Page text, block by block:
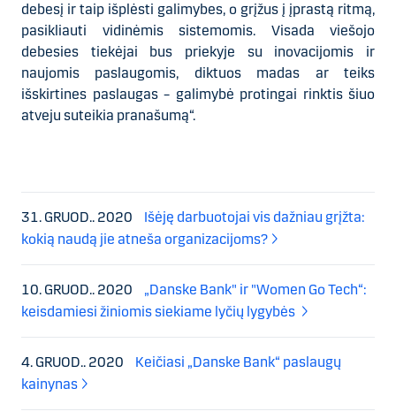
debesį ir taip išplėsti galimybes, o grįžus į įprastą ritmą,
pasikliauti vidinėmis sistemomis. Visada viešojo
debesies tiekėjai bus priekyje su inovacijomis ir
naujomis paslaugomis, diktuos madas ar teiks
išskirtines paslaugas – galimybė protingai rinktis šiuo
atveju suteikia pranašumą“.
31. GRUOD.. 2020
Išėję darbuotojai vis dažniau grįžta:
kokią naudą jie atneša organizacijoms?
10. GRUOD.. 2020
„Danske Bank" ir "Women Go Tech“:
keisdamiesi žiniomis siekiame lyčių lygybės
4. GRUOD.. 2020
Keičiasi „Danske Bank“ paslaugų
kainynas